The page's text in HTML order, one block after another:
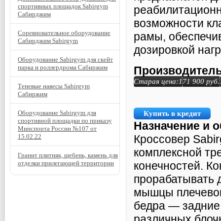
возможности
рамы,
дозировкой
Старая цена:171 900 руб.
Купить в кредит
Назначение и
Кроссовер
комплексной
конечностей.
мышцы
бедра —
спортивных площадок Sabirgym
Сабирджим
Соревновательное оборудование
Сабирджим Sabirgym
Оборудование Sabirgym для скейт
парка и роллердрома Сабиржим
Теневые навесы Sabirgym
Сабиржим
Оборудование Sabirgym для
спортивной площадки по приказу
Минспорта России №107 от
15.02.22
Гранит плитняк, щебень, камень для
отделки прилегающей территории